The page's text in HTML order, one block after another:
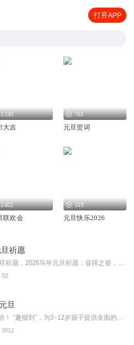
打开APP
1330
大吉
781
元旦贺词
2402
联欢会
319
元旦快乐2026
祈愿
52
旦
2011